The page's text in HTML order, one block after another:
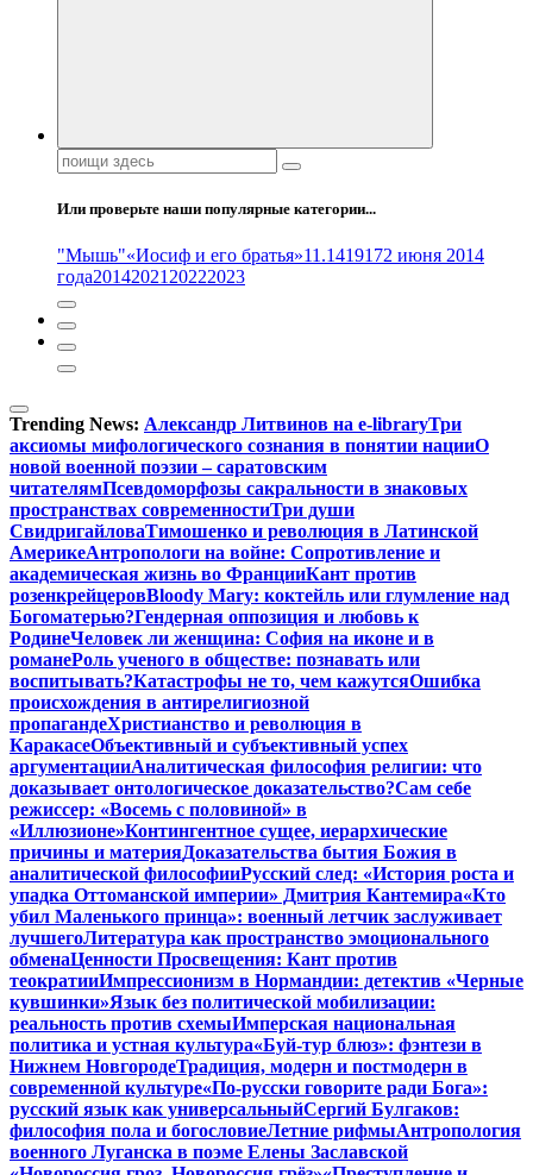
Поиск:
Или проверьте наши популярные категории...
"Мышь"«Иосиф и его братья»11.1419172 июня 2014
года20142021 20222023
Trending News: Александр Литвинов на e-libraryТри
аксиомы мифологического сознания в понятии нацииО
новой военной поэзии – саратовским
читателямПсевдоморфозы сакральности в знаковых
пространствах современностиТри души
СвидригайловаТимошенко и революция в Латинской
АмерикеАнтропологи на войне: Сопротивление и
академическая жизнь во ФранцииКант против
розенкрейцеровBloody Mary: коктейль или глумление над
Богоматерью?Гендерная оппозиция и любовь к
РодинеЧеловек ли женщина: София на иконе и в
романеРоль ученого в обществе: познавать или
воспитывать?Катастрофы не то, чем кажутсяОшибка
происхождения в антирелигиозной
пропагандеХристианство и революция в
КаракасеОбъективный и субъективный успех
аргументацииАналитическая философия религии: что
доказывает онтологическое доказательство?Сам себе
режиссер: «Восемь с половиной» в
«Иллюзионе»Контингентное сущее, иерархические
причины и материяДоказательства бытия Божия в
аналитической философииРусский след: «История роста и
упадка Оттоманской империи» Дмитрия Кантемира«Кто
убил Маленького принца»: военный летчик заслуживает
лучшегоЛитература как пространство эмоционального
обменаЦенности Просвещения: Кант против
теократииИмпрессионизм в Нормандии: детектив «Черные
кувшинки»Язык без политической мобилизации:
реальность против схемыИмперская национальная
политика и устная культура«Буй-тур блюз»: фэнтези в
Нижнем НовгородеТрадиция, модерн и постмодерн в
современной культуре«По-русски говорите ради Бога»:
русский язык как универсальныйСергий Булгаков:
философия пола и богословиеЛетние рифмыАнтропология
военного Луганска в поэме Елены Заславской